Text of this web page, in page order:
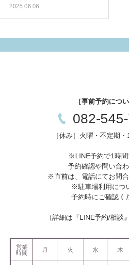
2025.06.06
［事前予約につい
082-
［休み］火曜・不定期
※LINE予約で1時
予約確認や問い合わ
※直前は、電話にてお問合
※駐車場利用につ
予約時にご確認く
（詳細は『LINE予約/相談
営業
時間
月 火 水 木